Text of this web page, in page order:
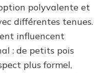
polyvalente et
différentes tenues.
influencent
: de petits pois
plus formel,